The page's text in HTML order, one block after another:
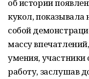
об истории
кукол, показывала
собой
массу
умения,
работу, заслушав